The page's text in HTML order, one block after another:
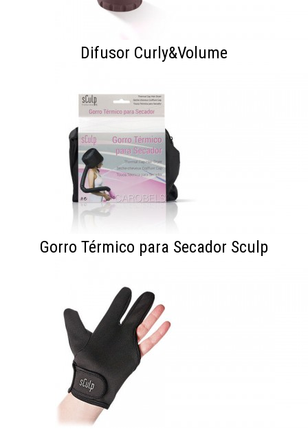
Difusor Curly&Volume
Gorro Térmico para Secador Sculp